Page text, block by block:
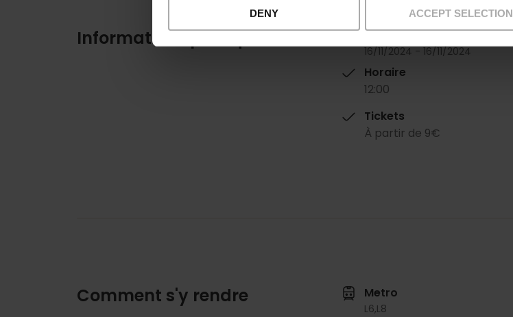
DENY ACCEPT SELECTION
Informations pratiques Date
16/11/2024 - 16/11/2024
Horaire
12:00
Tickets
À partir de 9€
Comment s'y rendre Metro
L6,L8